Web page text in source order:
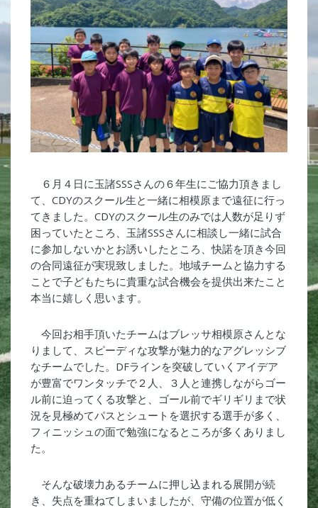
６月４日に玉諸SSSさんの６年生にご協力頂きまし
て、CDYのスクール生と一緒に相模原まで遠征に行っ
てきました。CDYのスクール生のみでは人数が足りず
困っていたところ、玉諸SSSさんに相談し一緒に試合
に参加しないかとお誘いしたところ、快諾を頂き今回
の合同遠征が実現致しました。地域チームと協力する
ことで子どもたちに貴重な試合機会を提供出来たこと
本当に嬉しく思います。
今回お相手頂いたチームはブレッサ相模原さんとな
りまして、スピーディな攻撃が魅力的なアグレッシブ
なチームでした。DFラインを突破していくアイデア
が豊富でワンタッチで２人、３人と連携しながらゴー
ル前に迫ってくる攻撃と、ゴール前でギリギリまで状
況を見極めてパスとシュートを選択する選手が多く、
フィニッシュの面で勉強になるところが多くありまし
た。
そんな破壊力あるチームに押し込まれる展開が続
き、失点を重ねてしまいましたが、守備の位置が低く